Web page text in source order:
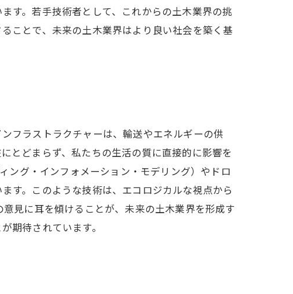
す。若手技術者として、これからの土木業界の挑
ことで、未来の土木業界はより良い社会を築く基
フラストラクチャーは、輸送やエネルギーの供
とどまらず、私たちの生活の質に直接的に影響を
ング・インフォメーション・モデリング）やドロ
す。このような技術は、エコロジカルな視点から
見に耳を傾けることが、未来の土木業界を形成す
期待されています。